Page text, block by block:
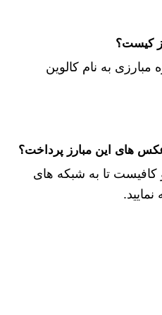
کیست؟
به نام کالوین
های این مبارز پرداخت؟
تا به شبکه های